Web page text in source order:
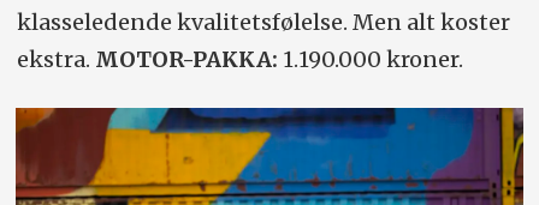
klasseledende kvalitetsfølelse. Men alt koster
ekstra. MOTOR-PAKKA: 1.190.000 kroner.